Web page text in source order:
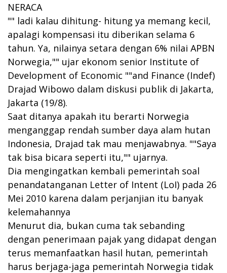
NERACA
"" ladi kalau dihitung- hitung ya memang kecil,
apalagi kompensasi itu diberikan selama 6
tahun. Ya, nilainya setara dengan 6% nilai APBN
Norwegia,"" ujar ekonom senior Institute of
Development of Economic ""and Finance (Indef)
Drajad Wibowo dalam diskusi publik di Jakarta,
Jakarta (19/8).
Saat ditanya apakah itu berarti Norwegia
menganggap rendah sumber daya alam hutan
Indonesia, Drajad tak mau menjawabnya. ""Saya
tak bisa bicara seperti itu,"" ujarnya.
Dia mengingatkan kembali pemerintah soal
penandatanganan Letter of Intent (LoI) pada 26
Mei 2010 karena dalam perjanjian itu banyak
kelemahannya
Menurut dia, bukan cuma tak sebanding
dengan penerimaan pajak yang didapat dengan
terus memanfaatkan hasil hutan, pemerintah
harus berjaga-jaga pemerintah Norwegia tidak